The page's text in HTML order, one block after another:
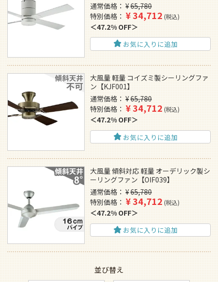
通常価格
¥65,780
特別価格
¥34,712 税込
47.2% OFF
お気に入りに追加
大風量 軽量 コイズミ製シーリングファ
ン【KJF001】
通常価格
¥65,780
特別価格
¥34,712 税込
47.2% OFF
お気に入りに追加
大風量 傾斜対応 軽量 オーデリック製シ
ーリングファン【OIF039】
通常価格
¥65,780
特別価格
¥34,712 税込
47.2% OFF
お気に入りに追加
並び替え